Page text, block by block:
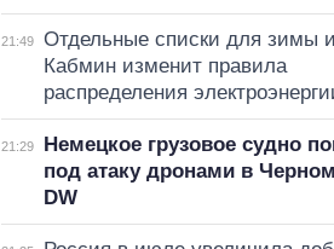
21:49
Отдельные списки для зимы
Кабмин изменит правила
распределения
21:29
Немецкое грузовое судно
под атаку дронами в
DW